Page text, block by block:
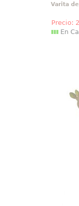
Varita
Precio:
En
Figura
en
Pop!
altura
está